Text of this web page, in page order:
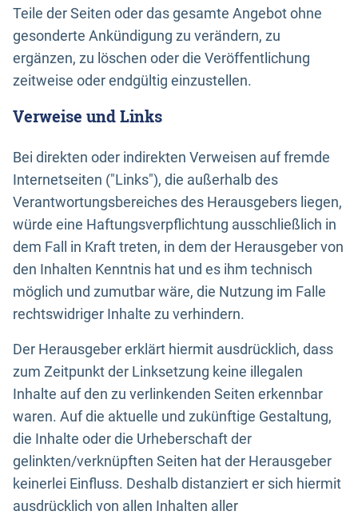
Teile der Seiten oder das gesamte Angebot ohne
gesonderte Ankündigung zu verändern, zu
ergänzen, zu löschen oder die Veröffentlichung
zeitweise oder endgültig einzustellen.
Verweise und Links
Bei direkten oder indirekten Verweisen auf fremde
Internetseiten ("Links"), die außerhalb des
Verantwortungsbereiches des Herausgebers liegen,
würde eine Haftungsverpflichtung ausschließlich in
dem Fall in Kraft treten, in dem der Herausgeber von
den Inhalten Kenntnis hat und es ihm technisch
möglich und zumutbar wäre, die Nutzung im Falle
rechtswidriger Inhalte zu verhindern.
Der Herausgeber erklärt hiermit ausdrücklich, dass
zum Zeitpunkt der Linksetzung keine illegalen
Inhalte auf den zu verlinkenden Seiten erkennbar
waren. Auf die aktuelle und zukünftige Gestaltung,
die Inhalte oder die Urheberschaft der
gelinkten/verknüpften Seiten hat der Herausgeber
keinerlei Einfluss. Deshalb distanziert er sich hiermit
ausdrücklich von allen Inhalten aller